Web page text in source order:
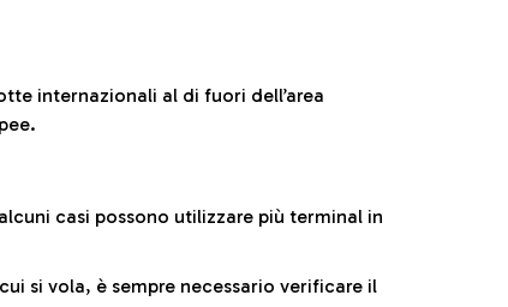
internazionali al di fuori dell’area
casi possono utilizzare più terminal in
si vola, è sempre necessario verificare il